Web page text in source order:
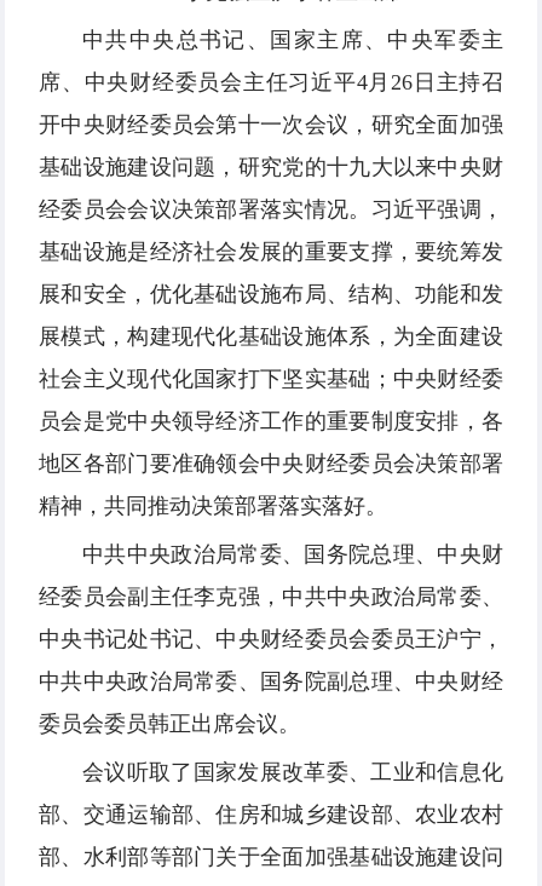
中共中央总书记、国家主席、中央军委主
席、中央财经委员会主任习近平4月26日主持召
开中央财经委员会第十一次会议，研究全面加强
基础设施建设问题，研究党的十九大以来中央财
经委员会会议决策部署落实情况。习近平强调，
基础设施是经济社会发展的重要支撑，要统筹发
展和安全，优化基础设施布局、结构、功能和发
展模式，构建现代化基础设施体系，为全面建设
社会主义现代化国家打下坚实基础；中央财经委
员会是党中央领导经济工作的重要制度安排，各
地区各部门要准确领会中央财经委员会决策部署
精神，共同推动决策部署落实落好。
中共中央政治局常委、国务院总理、中央财
经委员会副主任李克强，中共中央政治局常委、
中央书记处书记、中央财经委员会委员王沪宁，
中共中央政治局常委、国务院副总理、中央财经
委员会委员韩正出席会议。
会议听取了国家发展改革委、工业和信息化
部、交通运输部、住房和城乡建设部、农业农村
部、水利部等部门关于全面加强基础设施建设问